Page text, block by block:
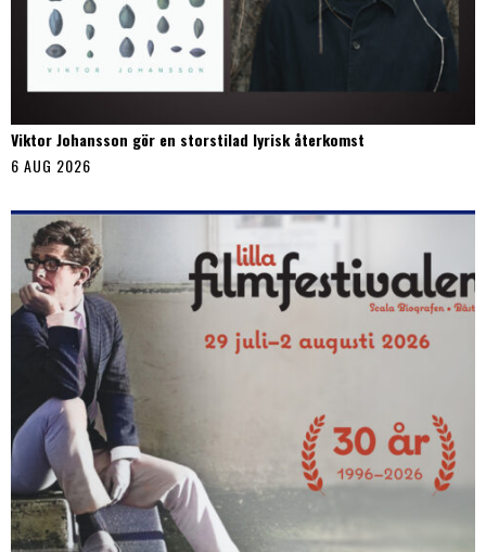
Viktor Johansson gör en storstilad lyrisk återkomst
6 AUG 2026